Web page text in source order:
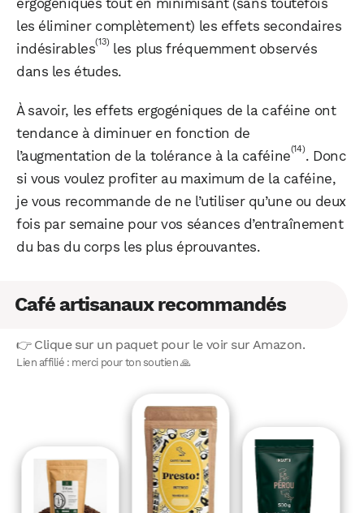
ergogéniques tout en minimisant (sans toutefois
les éliminer complètement) les effets secondaires
indésirables(13) les plus fréquemment observés
dans les études.
À savoir, les effets ergogéniques de la caféine ont
tendance à diminuer en fonction de
l’augmentation de la tolérance à la caféine(14). Donc
si vous voulez profiter au maximum de la caféine,
je vous recommande de ne l’utiliser qu’une ou deux
fois par semaine pour vos séances d’entraînement
du bas du corps les plus éprouvantes.
Café artisanaux recommandés
👉 Clique sur un paquet pour le voir sur Amazon.
Lien affilié : merci pour ton soutien 🙏